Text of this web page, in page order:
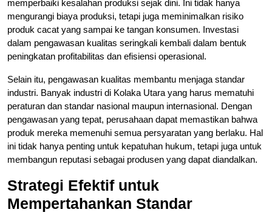
memperbaiki kesalahan produksi sejak dini. Ini tidak hanya
mengurangi biaya produksi, tetapi juga meminimalkan risiko
produk cacat yang sampai ke tangan konsumen. Investasi
dalam pengawasan kualitas seringkali kembali dalam bentuk
peningkatan profitabilitas dan efisiensi operasional.
Selain itu, pengawasan kualitas membantu menjaga standar
industri. Banyak industri di Kolaka Utara yang harus mematuhi
peraturan dan standar nasional maupun internasional. Dengan
pengawasan yang tepat, perusahaan dapat memastikan bahwa
produk mereka memenuhi semua persyaratan yang berlaku. Hal
ini tidak hanya penting untuk kepatuhan hukum, tetapi juga untuk
membangun reputasi sebagai produsen yang dapat diandalkan.
Strategi Efektif untuk
Mempertahankan Standar